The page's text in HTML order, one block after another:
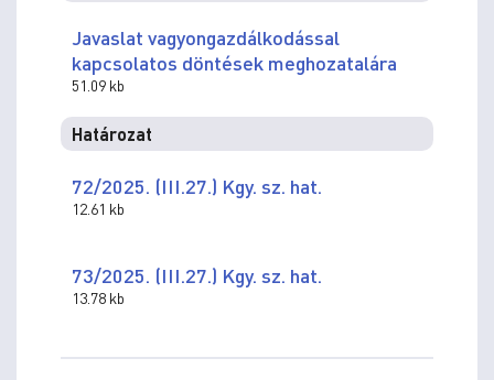
Javaslat vagyongazdálkodással
kapcsolatos döntések meghozatalára
51.09 kb
Határozat
72/2025. (III.27.) Kgy. sz. hat.
12.61 kb
73/2025. (III.27.) Kgy. sz. hat.
13.78 kb